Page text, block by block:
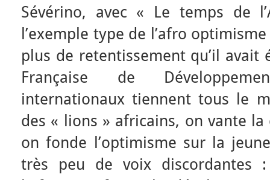
Sévérino, avec « Le temps de
l’exemple type de l’afro
plus de retentissement qu’il avait
Française de
internationaux tiennent tous le
des « lions » africains, on vante
on fonde l’optimisme sur la
très peu de voix discordantes